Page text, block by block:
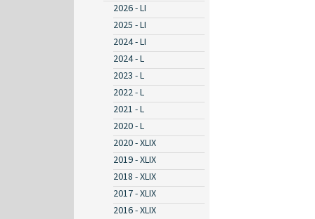
2026 - LI
2025 - LI
2024 - LI
2024 - L
2023 - L
2022 - L
2021 - L
2020 - L
2020 - XLIX
2019 - XLIX
2018 - XLIX
2017 - XLIX
2016 - XLIX